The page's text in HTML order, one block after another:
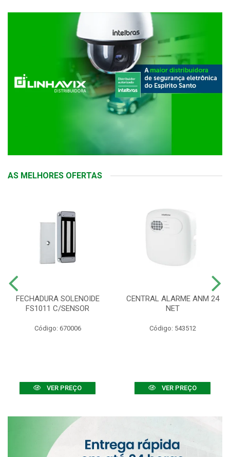
AS MELHORES OFERTAS
FECHADURA SOLENOIDE
FS1011 C/SENSOR
Código: 670006
VER PREÇO
CENTRAL ALARME ANM 24
NET
Código: 543512
VER PREÇO